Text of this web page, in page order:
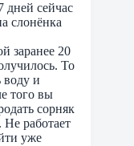
сейчас
слонёнка
заранее 20
То
воду и
того вы
сорняк
Не работает
уже